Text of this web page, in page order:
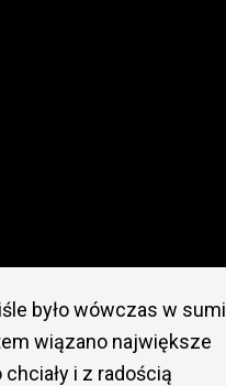
było wówczas w
wiązano największe
i z radością